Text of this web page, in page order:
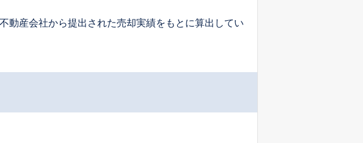
動産会社から提出された売却実績をもとに算出してい